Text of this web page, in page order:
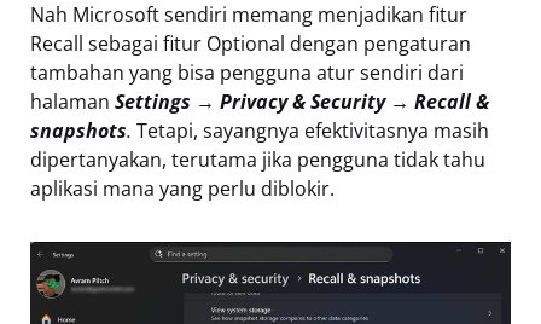
Nah Microsoft sendiri memang menjadikan fitur
Recall sebagai fitur Optional dengan pengaturan
tambahan yang bisa pengguna atur sendiri dari
halaman Settings → Privacy & Security → Recall &
snapshots. Tetapi, sayangnya efektivitasnya masih
dipertanyakan, terutama jika pengguna tidak tahu
aplikasi mana yang perlu diblokir.